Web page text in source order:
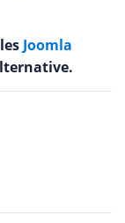
Joomla